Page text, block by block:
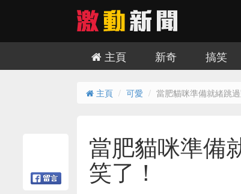
主頁 新奇 搞笑
主頁 可愛 當肥貓咪準備就緒跳
當肥貓咪準備
笑了！